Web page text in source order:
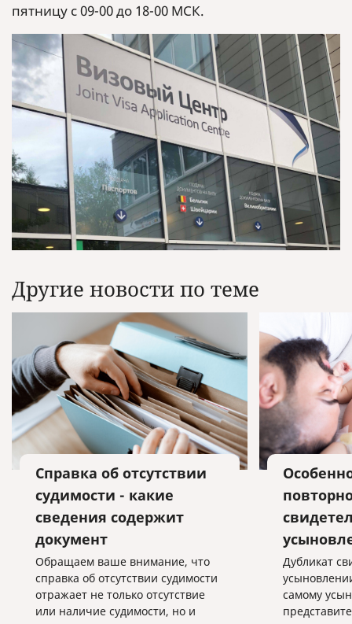
пятницу с 09-00 до 18-00 МСК.
Другие новости по теме
Справка об отсутствии
судимости - какие
сведения содержит
документ
Обращаем ваше внимание, что
справка об отсутствии судимости
отражает не только отсутствие
или наличие судимости, но и
Дубликат
самому